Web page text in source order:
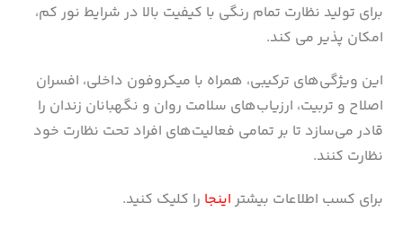
برای تولید نظارت تمام رنگی با کیفیت بالا در شرایط نور کم،
امکان پذیر می کند.
این ویژگی‌های ترکیبی، همراه با میکروفون داخلی، افسران
اصلاح و تربیت، ارزیاب‌های سلامت روان و نگهبانان زندان را
قادر می‌سازد تا بر تمامی فعالیت‌های افراد تحت نظارت خود
نظارت کنند.
برای کسب اطلاعات بیشتر اینجا را کلیک کنید.